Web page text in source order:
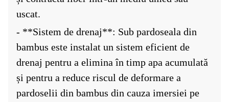
uscat.
- **Sistem de drenaj**: Sub pardoseala din
bambus este instalat un sistem eficient de
drenaj pentru a elimina în timp apa acumulată
și pentru a reduce riscul de deformare a
pardoselii din bambus din cauza imersiei pe